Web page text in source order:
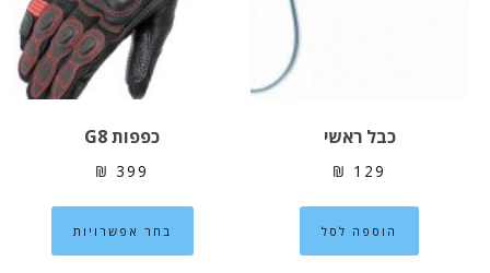
בעמוד
המוצר
בעמוד
המוצר
כבל ראשי
₪ 129
הוספה לסל
כפפות G8
₪ 399
בחר אפשרויות
למוצר